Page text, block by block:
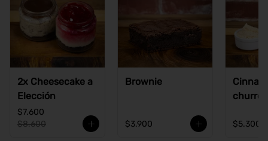
2x Cheesecake a
Elección
$7.600
$8.600
Brownie
$3.900
churros
$5.300